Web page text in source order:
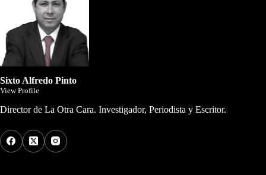
Sixto Alfredo Pinto
View Profile
Director de La Otra Cara. Investigador, Periodista y Escritor.